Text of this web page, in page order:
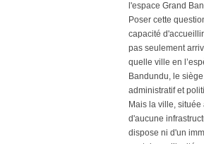
l'espace Grand
Poser cette
capacité
pas seulement
quelle ville en
Bandundu, le
administratif et
Mais la ville,
d'aucune
dispose ni d'un